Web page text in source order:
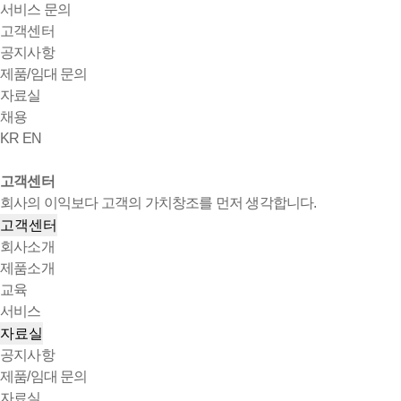
서비스 문의
고객센터
공지사항
제품/임대 문의
자료실
채용
KR EN
고객센터
회사의 이익보다 고객의 가치창조를 먼저 생각합니다.
고객센터
회사소개
제품소개
교육
서비스
자료실
공지사항
제품/임대 문의
자료실